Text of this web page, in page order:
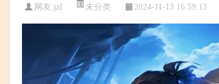
网友:jzl 未分类 2024-11-13 16:59:13